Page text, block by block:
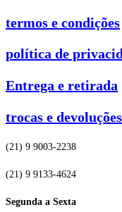
termos e condições
política de
Entrega e retirada
trocas e devoluções
(21) 9 9003-2238
(21) 9 9133-4624
Segunda a Sexta